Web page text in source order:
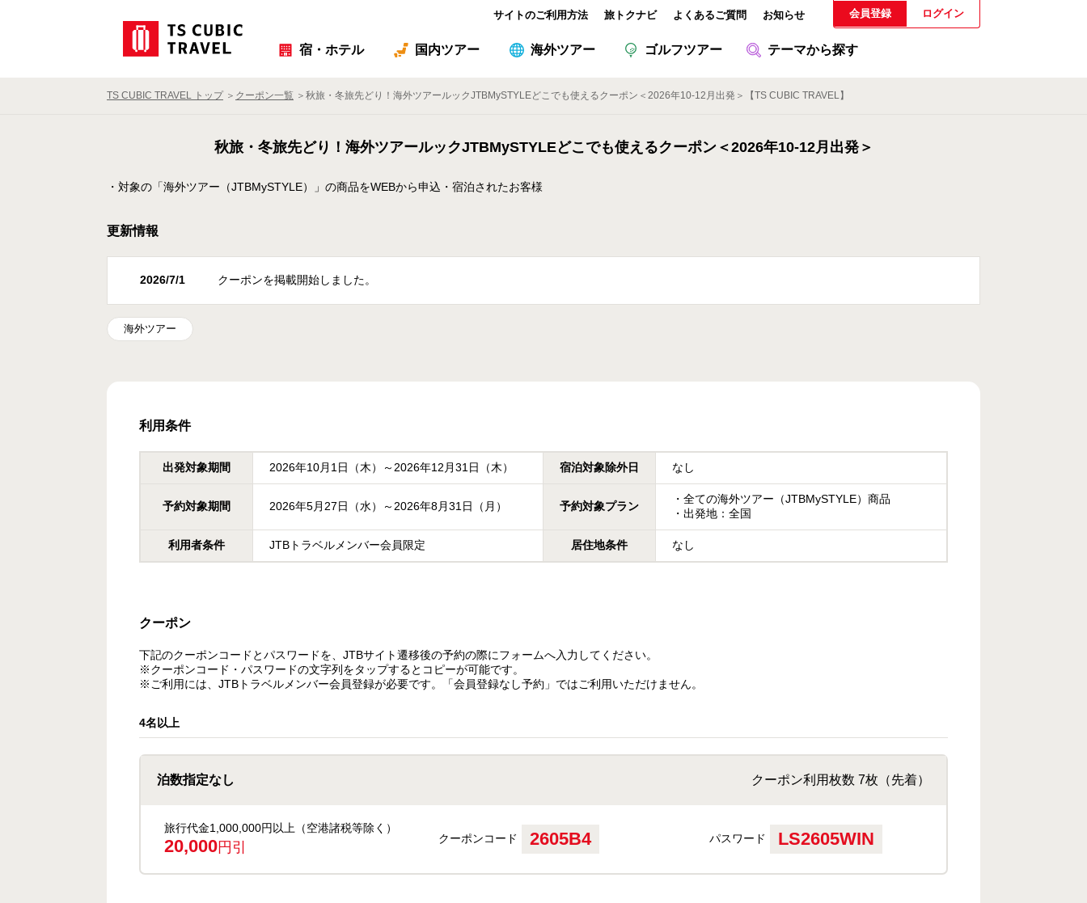
サイトのご利用方法 旅トクナビ よくあるご質問 お知らせ 会員登録 ログイン
宿・ホテル 国内ツアー 海外ツアー ゴルフツアー テーマから探す
TS CUBIC TRAVEL トップ クーポン一覧 秋旅・冬旅先どり！海外ツアールックJTBMySTYLEどこでも使えるクーポン＜2026年10-12月出発＞【TS CUBIC TRAVEL】
秋旅・冬旅先どり！海外ツアールックJTBMySTYLEどこでも使えるクーポン＜2026年10-12月出発＞
・対象の「海外ツアー（JTBMySTYLE）」の商品をWEBから申込・宿泊されたお客様
更新情報
2026/7/1 クーポンを掲載開始しました。
海外ツアー
利用条件
出発対象期間 2026年10月1日（木）～2026年12月31日（木） 宿泊対象除外日 なし
予約対象期間 2026年5月27日（水）～2026年8月31日（月） 予約対象プラン
・全ての海外ツアー（JTBMySTYLE）商品
・出発地：全国
利用者条件 JTBトラベルメンバー会員限定 居住地条件 なし
クーポン
下記のクーポンコードとパスワードを、JTBサイト遷移後の予約の際にフォームへ入力してください。
※クーポンコード・パスワードの文字列をタップするとコピーが可能です。
※ご利用には、JTBトラベルメンバー会員登録が必要です。「会員登録なし予約」ではご利用いただけません。
4名以上
泊数指定なし クーポン利用枚数 7枚（先着）
旅行代金1,000,000円以上（空港諸税等除く）
20,000円引
クーポンコード 2605B4 パスワード LS2605WIN